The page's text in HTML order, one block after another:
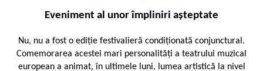
Eveniment al unor împliniri așteptate
Nu, nu a fost o ediție festivalieră condiționată conjunctural.
Comemorarea acestei mari personalități a teatrului muzical
european a animat, în ultimele luni, lumea artistică la nivel